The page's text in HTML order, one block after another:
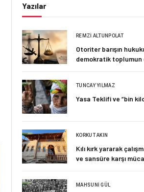
Yazılar
REMZI ALTUNPOLAT
Otoriter barışın
demokratik toplumun
TUNCAY YILMAZ
Yasa Teklifi ve “bin
KORKUT AKIN
Kılı kırk yararak
ve sansüre karşı
MAHSUNI GÜL